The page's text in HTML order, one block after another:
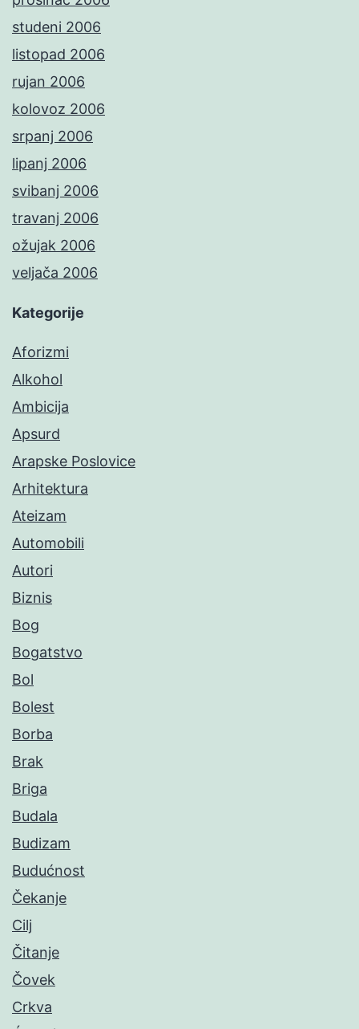
studeni 2006
listopad 2006
rujan 2006
kolovoz 2006
srpanj 2006
lipanj 2006
svibanj 2006
travanj 2006
ožujak 2006
veljača 2006
Kategorije
Aforizmi
Alkohol
Ambicija
Apsurd
Arapske Poslovice
Arhitektura
Ateizam
Automobili
Autori
Biznis
Bog
Bogatstvo
Bol
Bolest
Borba
Brak
Briga
Budala
Budizam
Budućnost
Čekanje
Cilj
Čitanje
Čovek
Crkva